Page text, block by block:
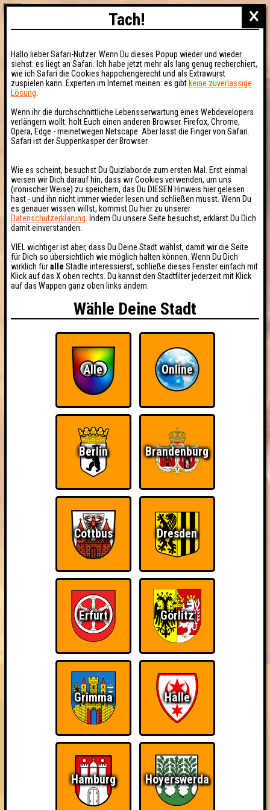
HIGHSCORE RESERVIERUNG
FAQ ÜBER UNS
Eindeutiger Sieg
Gewinne mit zwei Punkten Abstand (zum zweiten Platz)
~ Noch nicht erreicht ~
×
Tach!
Hallo lieber Safari-Nutzer. Wenn Du dieses Popup wieder und wieder
siehst: es liegt an Safari. Ich habe jetzt mehr als lang genug recherchiert,
wie ich Safari die Cookies häppchengerecht und als Extrawurst
zuspielen kann. Experten im Internet meinen: es gibt keine zuverlässige
Lösung
Wenn ihr die durchschnittliche Lebensserwartung eines Webdevelopers
verlängern wollt: holt Euch einen anderen Browser. Firefox, Chrome,
Opera, Edge - meinetwegen Netscape. Aber lasst die Finger von Safari.
Safari ist der Suppenkasper der Browser.
Wie es scheint, besuchst Du Quizlabor.de zum ersten Mal. Erst einmal
weisen wir Dich darauf hin, dass wir Cookies verwenden, um uns
(ironischer Weise) zu speichern, das Du DIESEN Hinweis hier gelesen
hast - und ihn nicht immer wieder lesen und schließen musst. Wenn Du
es genauer wissen willst, kommst Du hier zu unserer
Datenschutzerklärung . Indem Du unsere Seite besuchst, erklärst Du Dich
damit einverstanden.
VIEL wichtiger ist aber, dass Du Deine Stadt wählst, damit wir die Seite
für Dich so übersichtlich wie möglich halten können. Wenn Du Dich
wirklich füralle Städte interessierst, schließe dieses Fenster einfach mit
Klick auf das X oben rechts. Du kannst den Stadtfilter jederzeit mit Klick
auf das Wappen ganz oben links ändern:
Wähle Deine Stadt
Alle Online
Berlin Brandenburg
Cottbus Dresden
Erfurt Görlitz
Grimma Halle
Hamburg Hoyerswerda